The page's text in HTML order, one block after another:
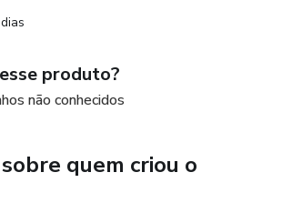
seus talentos e como criar uma
inclui dicas práticas para lidar com
encontrar tempo para trabalhar em
todas as ferramentas e recursos
e monetizar seus talentos e
produto?
não conhecidos
quem criou o